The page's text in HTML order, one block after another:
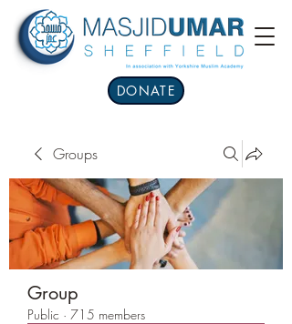
DONATE
Groups
Group
Public · 715 members